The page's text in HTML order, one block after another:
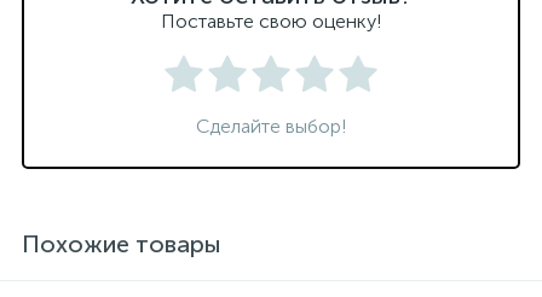
Поставьте свою оценку!
Сделайте выбор!
Похожие товары